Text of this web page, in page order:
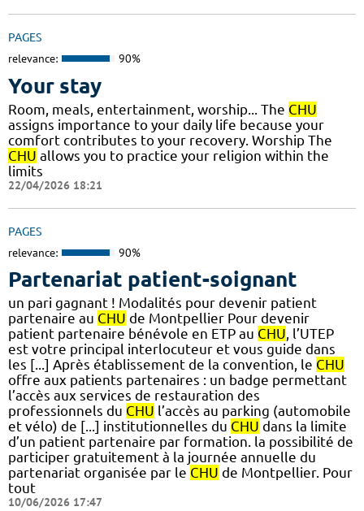
PAGES
relevance: 90%
Your stay
Room, meals, entertainment, worship... The CHU
assigns importance to your daily life because your
comfort contributes to your recovery. Worship The
CHU allows you to practice your religion within the
limits
22/04/2026 18:21
PAGES
relevance: 90%
Partenariat patient-soignant
un pari gagnant ! Modalités pour devenir patient
partenaire au CHU de Montpellier Pour devenir
patient partenaire bénévole en ETP au CHU, l’UTEP
est votre principal interlocuteur et vous guide dans
les [...] Après établissement de la convention, le CHU
offre aux patients partenaires : un badge permettant
l’accès aux services de restauration des
professionnels du CHU l’accès au parking (automobile
et vélo) de [...] institutionnelles du CHU dans la limite
d’un patient partenaire par formation. la possibilité de
participer gratuitement à la journée annuelle du
partenariat organisée par le CHU de Montpellier. Pour
tout
10/06/2026 17:47